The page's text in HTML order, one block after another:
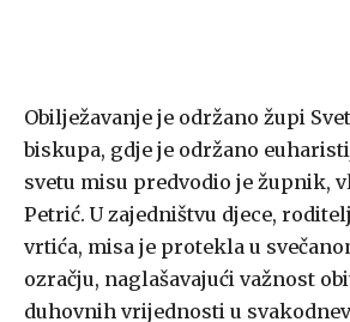
Obilježavanje je održano župi
biskupa, gdje je održano
svetu misu predvodio je župnik,
Petrić. U zajedništvu djece,
vrtića, misa je protekla u
ozračju, naglašavajući važnost
duhovnih vrijednosti u